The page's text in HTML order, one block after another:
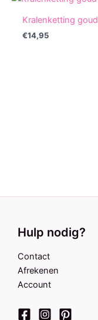
Kralenketting goud
€14,95
Hulp nodig?
Contact
Afrekenen
Account